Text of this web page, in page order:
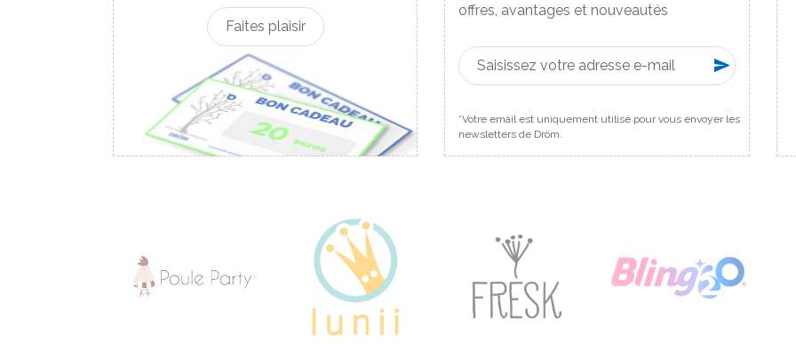
Faites plaisir
offres, avantages et nouveautés
*Votre email est uniquement utilisé pour vous envoyer les
newsletters de Dröm.